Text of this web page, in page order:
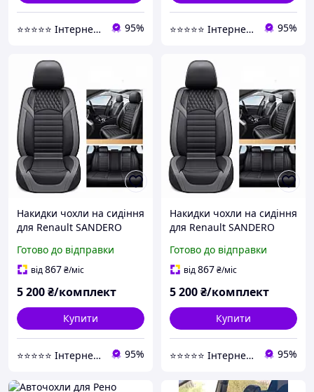
⭐️⭐️⭐️⭐️⭐️ Інтернет-магазин "Autovalom" 95% ⭐️⭐️⭐️⭐️⭐️ Інтернет-магазин "Autovalom" 95%
Накидки чохли на сидіння
для Renault SANDERO
5D Fame чорні з сірою
вставкою
Готово до відправки
від867₴/міс
5 200₴/комплект
Купити
⭐️⭐️⭐️⭐️⭐️ Інтернет-магазин "Autovalom" 95%
Накидки чохли на сидіння
для Renault SANDERO
чорні з сірою вставкою
Готово до відправки
від867₴/міс
5 200₴/комплект
Купити
⭐️⭐️⭐️⭐️⭐️ Інтернет-магазин "Autovalom" 95%